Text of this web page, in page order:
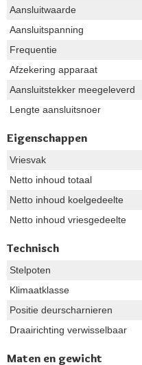
Aansluitwaarde
Aansluitspanning
Frequentie
Afzekering apparaat
Aansluitstekker meegeleverd
Lengte aansluitsnoer
Eigenschappen
Vriesvak
Netto inhoud totaal
Netto inhoud koelgedeelte
Netto inhoud vriesgedeelte
Technisch
Stelpoten
Klimaatklasse
Positie deurscharnieren
Draairichting verwisselbaar
Maten en gewicht